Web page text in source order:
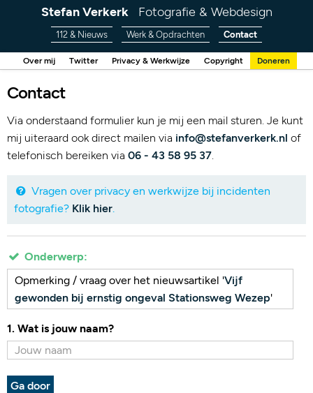
Stefan Verkerk Fotografie & Webdesign
112 & Nieuws Werk & Opdrachten Contact
Over mij Twitter Privacy & Werkwijze Copyright Doneren
Contact
Via onderstaand formulier kun je mij een mail sturen. Je kunt
mij uiteraard ook direct mailen via info@stefanverkerk.nl of
telefonisch bereiken via 06 - 43 58 95 37.
Vragen over privacy en werkwijze bij incidenten
fotografie? Klik hier.
Onderwerp:
Opmerking / vraag over het nieuwsartikel 'Vijf
gewonden bij ernstig ongeval Stationsweg Wezep'
1. Wat is jouw naam?
Ga door